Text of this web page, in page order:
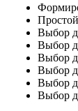
Выбор
Выбор
Выбор
Выбор
Выбор
Выбор